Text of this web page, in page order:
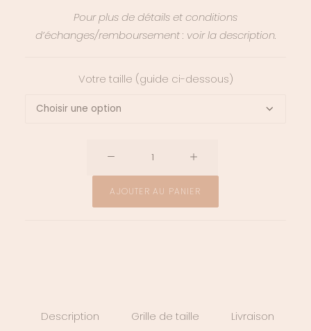
Pour plus de détails et conditions
d’échanges/remboursement : voir la description.
Votre taille (guide ci-dessous)
AJOUTER AU PANIER
Description Grille de taille Livraison